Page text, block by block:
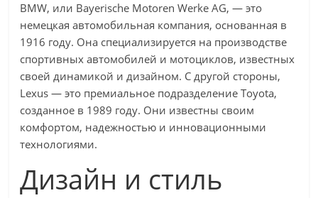
BMW, или Bayerische Motoren Werke AG, — это
немецкая автомобильная компания, основанная в
1916 году. Она специализируется на производстве
спортивных автомобилей и мотоциклов, известных
своей динамикой и дизайном. С другой стороны,
Lexus — это премиальное подразделение Toyota,
созданное в 1989 году. Они известны своим
комфортом, надежностью и инновационными
технологиями.
Дизайн и стиль